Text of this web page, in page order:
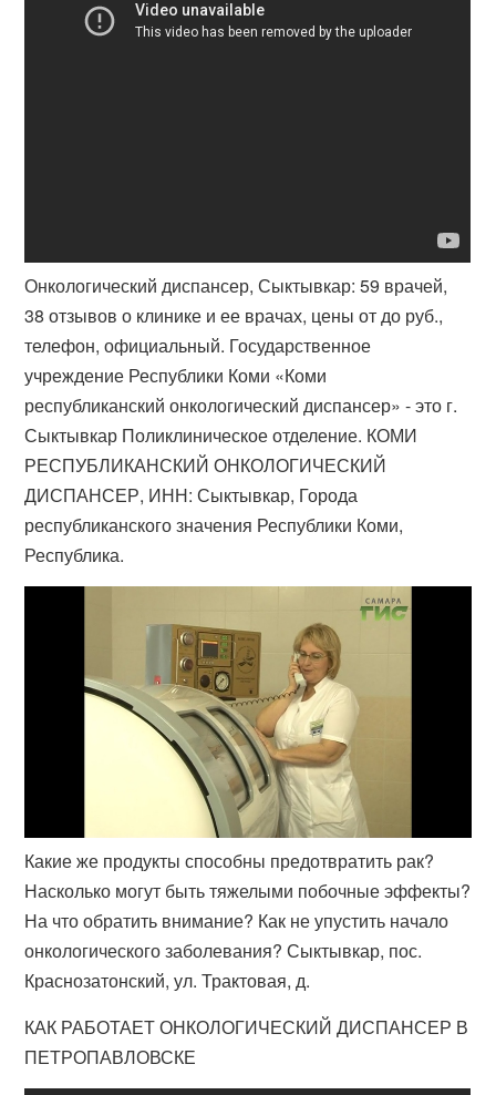
Онкологический диспансер, Сыктывкар: 59 врачей,
38 отзывов о клинике и ее врачах, цены от до руб.,
телефон, официальный. Государственное
учреждение Республики Коми «Коми
республиканский онкологический диспансер» - это г.
Сыктывкар Поликлиническое отделение. КОМИ
РЕСПУБЛИКАНСКИЙ ОНКОЛОГИЧЕСКИЙ
ДИСПАНСЕР, ИНН: Сыктывкар, Города
республиканского значения Республики Коми,
Республика.
Какие же продукты способны предотвратить рак?
Насколько могут быть тяжелыми побочные эффекты?
На что обратить внимание? Как не упустить начало
онкологического заболевания? Сыктывкар, пос.
Краснозатонский, ул. Трактовая, д.
КАК РАБОТАЕТ ОНКОЛОГИЧЕСКИЙ ДИСПАНСЕР В
ПЕТРОПАВЛОВСКЕ